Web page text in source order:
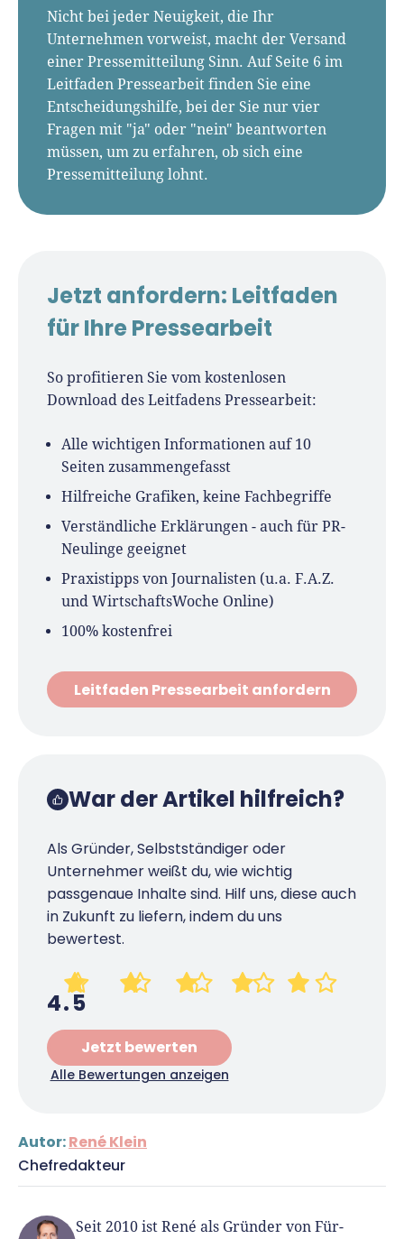
Nicht bei jeder Neuigkeit, die Ihr
Unternehmen vorweist, macht der Versand
einer Pressemitteilung Sinn. Auf Seite 6 im
Leitfaden Pressearbeit finden Sie eine
Entscheidungshilfe, bei der Sie nur vier
Fragen mit "ja" oder "nein" beantworten
müssen, um zu erfahren, ob sich eine
Pressemitteilung lohnt.
Jetzt anfordern: Leitfaden
für Ihre Pressearbeit
So profitieren Sie vom kostenlosen
Download des Leitfadens Pressearbeit:
Alle wichtigen Informationen auf 10
Seiten zusammengefasst
Hilfreiche Grafiken, keine Fachbegriffe
Verständliche Erklärungen - auch für PR-
Neulinge geeignet
Praxistipps von Journalisten (u.a. F.A.Z.
und WirtschaftsWoche Online)
100% kostenfrei
Leitfaden Pressearbeit anfordern
War der Artikel hilfreich?
Als Gründer, Selbstständiger oder
Unternehmer weißt du, wie wichtig
passgenaue Inhalte sind. Hilf uns, diese auch
in Zukunft zu liefern, indem du uns
bewertest.
4.5
Jetzt bewerten
Alle Bewertungen anzeigen
Autor:René Klein
Chefredakteur
Seit 2010 ist René als Gründer von Für-